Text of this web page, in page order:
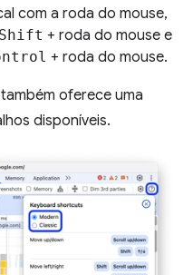
com a roda do mouse,
Shift + roda do mouse e
+ roda do mouse.
oferece uma
disponíveis.